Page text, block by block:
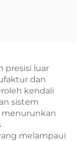
presisi luar
dan
kendali
sistem
menurunkan
melampaui